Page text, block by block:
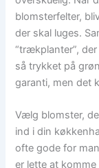
blomsterfelter,
der skal luges.
“trækplanter”,
så trykket på
garanti, men det
Vælg blomster,
ind i din
ofte gode for
er lette at